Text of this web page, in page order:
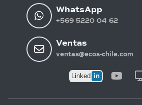
WhatsApp
+569 5220 04 62
Ventas
ventas@ecos-chile.com
Linked in